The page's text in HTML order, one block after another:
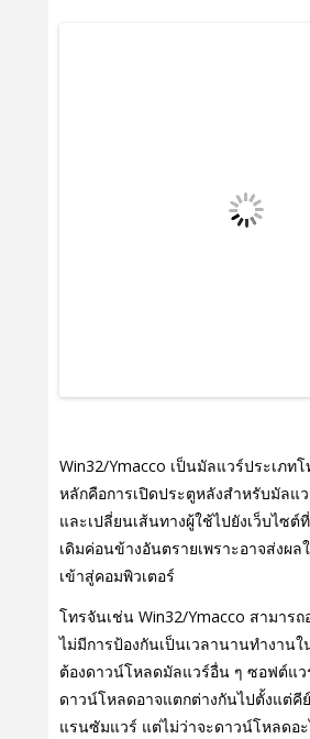
Win32/Ymacco เป็นมัลแวร์ประเภท
หลักคือการเปิดประตูหลังสําหรับมัลแ
และเปลี่ยนเส้นทางผู้ใช้ไปยังเว็บไซ
เดิมค่อนข้างอันตรายเพราะอาจส่งผ
เข้าสู่คอมพิวเตอร์
โทรจันเช่น Win32/Ymacco สามาร
ไม่มีการป้องกันเป็นเวลานานทํางาน
ต้องดาวน์โหลดมัลแวร์อื่น ๆ ซอฟต์แ
ดาวน์โหลดอาจแตกต่างกันไปตั้งแต่คี
แรนซัมแวร์ แต่ไม่ว่าจะดาวน์โหลดอะ